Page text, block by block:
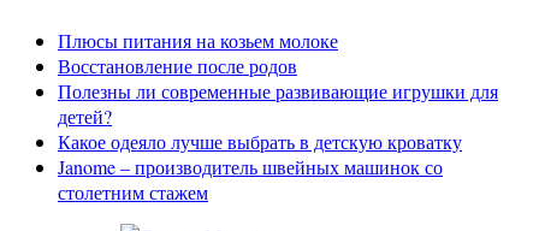
Плюсы питания на козьем молоке
Восстановление после родов
Полезны ли современные развивающие игрушки для
детей?
Какое одеяло лучше выбрать в детскую кроватку
Janome – производитель швейных машинок со
столетним стажем